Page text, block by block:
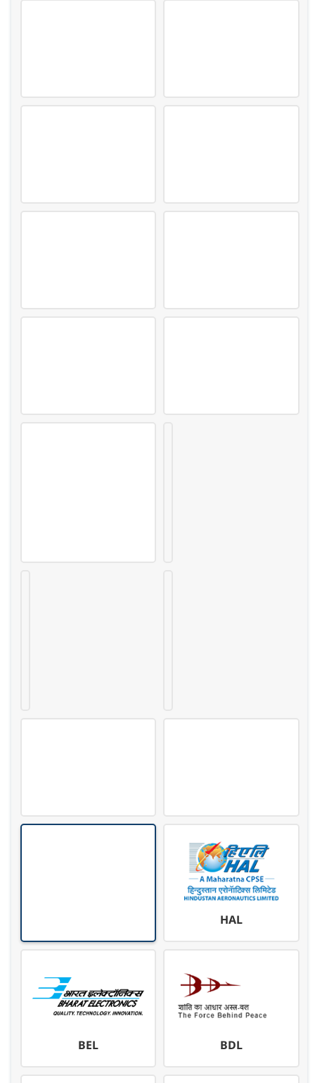
HAL
BEL BDL